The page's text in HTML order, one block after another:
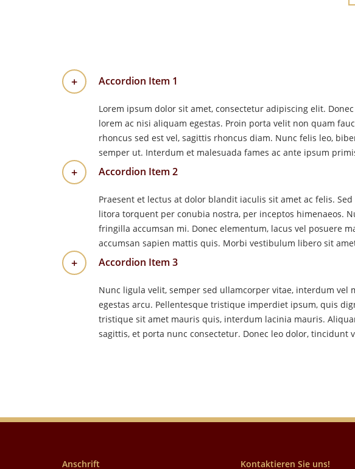
Accordion Item 1
Lorem ipsum dolor sit amet, consectetur adipiscing elit.
lorem ac nisi aliquam egestas. Proin porta velit non quam
rhoncus sed est vel, sagittis rhoncus diam. Nunc felis leo,
semper ut. Interdum et malesuada fames ac ante ipsum
Accordion Item 2
Praesent et lectus at dolor blandit iaculis sit amet ac felis.
litora torquent per conubia nostra, per inceptos himenaeos.
fringilla accumsan mi. Donec elementum, lacus vel posuere
accumsan sapien mattis quis. Morbi vestibulum libero sit
Accordion Item 3
Nunc ligula velit, semper sed ullamcorper vitae, interdum vel
egestas arcu. Pellentesque tristique imperdiet ipsum, quis
tristique sit amet mauris quis, interdum lacinia mauris.
sagittis, et porta nunc consectetur. Donec leo dolor, tincidunt
Anschrift Kontaktieren Sie uns!